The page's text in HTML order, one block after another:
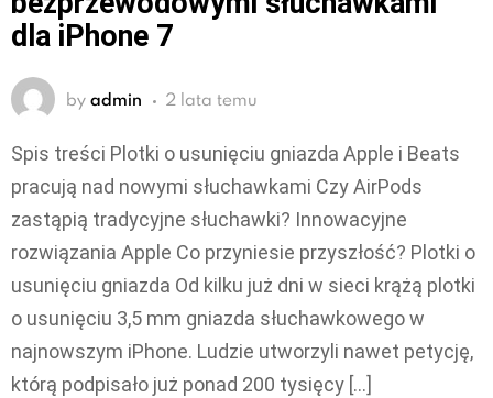
dla iPhone 7
by admin 2 lata temu
Spis treści Plotki o usunięciu gniazda Apple i Beats
pracują nad nowymi słuchawkami Czy AirPods
zastąpią tradycyjne słuchawki? Innowacyjne
rozwiązania Apple Co przyniesie przyszłość? Plotki o
usunięciu gniazda Od kilku już dni w sieci krążą plotki
o usunięciu 3,5 mm gniazda słuchawkowego w
najnowszym iPhone. Ludzie utworzyli nawet petycję,
którą podpisało już ponad 200 tysięcy […]